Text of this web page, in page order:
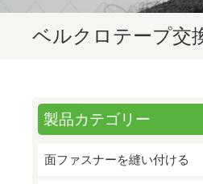
ベルクロテープ交
製品カテゴリー
面ファスナーを縫い付ける